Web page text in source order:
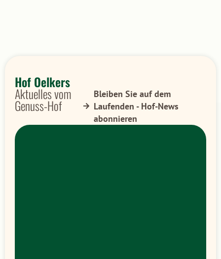
Hof Oelkers
Aktuelles vom
Genuss-Hof
Bleiben Sie auf dem
Laufenden - Hof-News
abonnieren